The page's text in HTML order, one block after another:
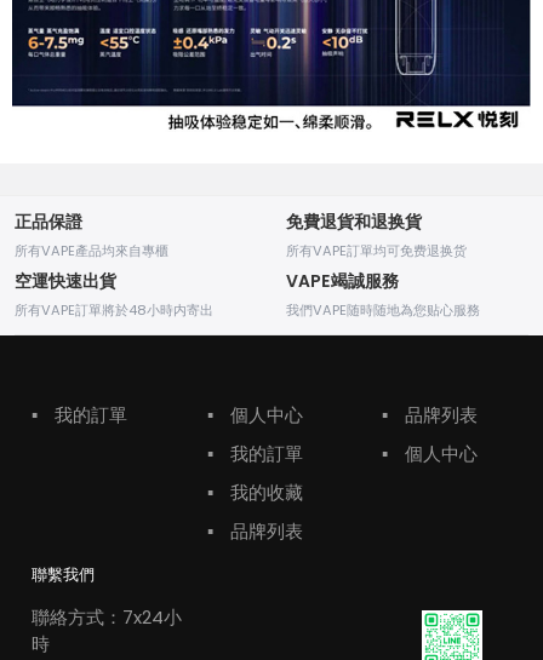
正品保證
所有VAPE產品均來自專櫃
免費退貨和退换貨
所有VAPE訂單均可免费退换货
空運快速出貨
所有VAPE訂單將於48小時内寄出
VAPE竭誠服務
我們VAPE随時随地為您贴心服務
▪ 我的訂單 ▪
個人中心
▪
我的訂單
▪
我的收藏
▪
品牌列表
▪
品牌列表
▪
個人中心
聯繫我們
聯絡方式：7x24小
時